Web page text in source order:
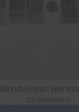
Wendelstein-
DE-Rosenheim